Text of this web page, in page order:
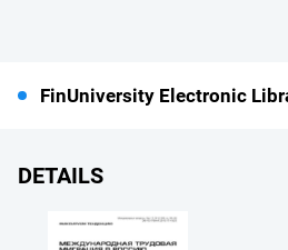
FinUniversity Electronic
DETAILS